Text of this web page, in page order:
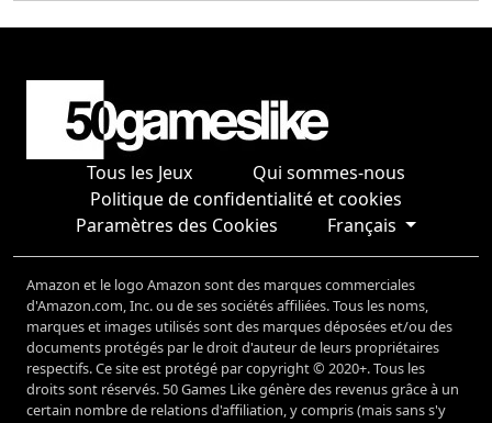
Tous les Jeux
Qui sommes-nous
Politique de confidentialité et cookies
Paramètres des Cookies
Français
Amazon et le logo Amazon sont des marques commerciales
d'Amazon.com, Inc. ou de ses sociétés affiliées. Tous les noms,
marques et images utilisés sont des marques déposées et/ou des
documents protégés par le droit d'auteur de leurs propriétaires
respectifs. Ce site est protégé par copyright © 2020+. Tous les
droits sont réservés. 50 Games Like génère des revenus grâce à un
certain nombre de relations d'affiliation, y compris (mais sans s'y